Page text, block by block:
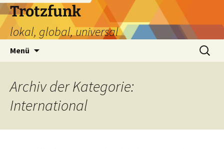
Zum
Inhalt
springen
Trotzfunk
lokal, global, universal
Menü
Suchen
nach:
Archiv der Kategorie:
International